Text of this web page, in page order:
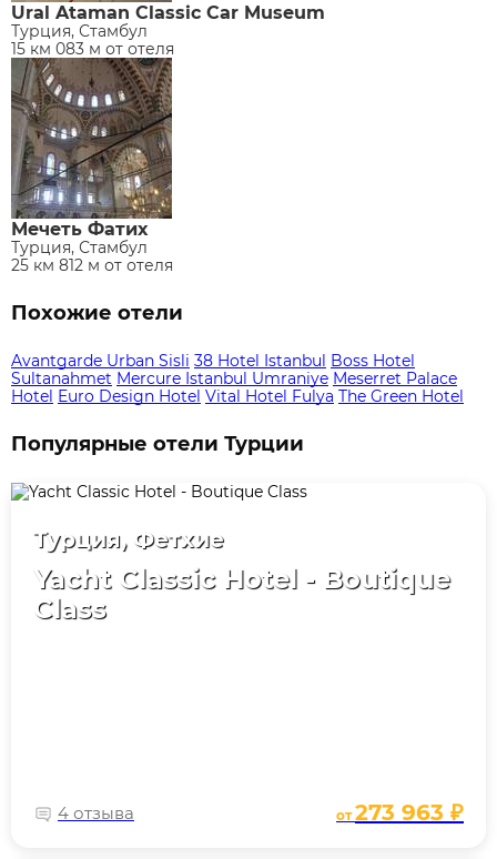
Ural Ataman Classic Car Museum
Турция, Стамбул
15 км 083 м от отеля
Мечеть Фатих
Турция, Стамбул
25 км 812 м от отеля
Похожие отели
Avantgarde Urban Sisli 38 Hotel Istanbul Boss Hotel
Sultanahmet Mercure Istanbul Umraniye Meserret Palace
Hotel Euro Design Hotel Vital Hotel Fulya The Green Hotel
Популярные отели Турции
Турция, Фетхие
Yacht Classic Hotel - Boutique
Class
4 отзыва от273 963 ₽